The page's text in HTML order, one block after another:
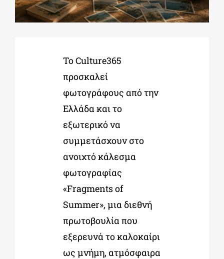
ΕΚΠΑΙΔΕΥΤΙΚΑ ΙΔΡΥΜΑΤΑ
ΠΟΛΙΤΙΣΤΙΚΟΙ ΦΟΡΕΙΣ
Το Culture365
προσκαλεί
φωτογράφους από την
Ελλάδα και το
εξωτερικό να
συμμετάσχουν στο
ανοιχτό κάλεσμα
φωτογραφίας
«Fragments of
Summer», μια διεθνή
πρωτοβουλία που
εξερευνά το καλοκαίρι
ως μνήμη, ατμόσφαιρα